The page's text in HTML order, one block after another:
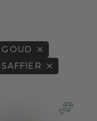
GOUD
SAFFIER